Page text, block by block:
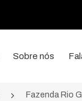
Sobre nós
Fazenda Rio